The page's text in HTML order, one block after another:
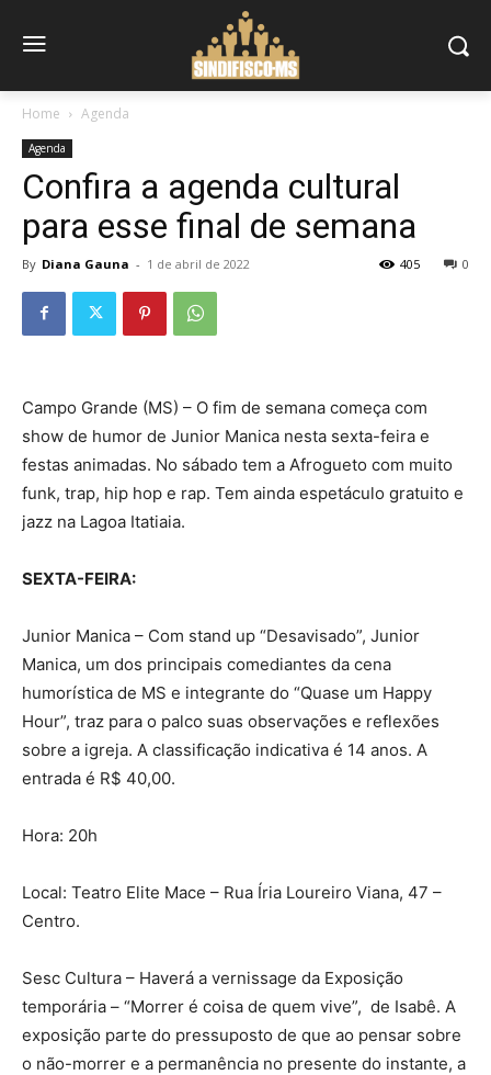
Home Agenda
Agenda
Confira a agenda cultural
para esse final de semana
By Diana Gauna - 1 de abril de 2022 0
405
Campo Grande (MS) – O fim de semana começa com
show de humor de Junior Manica nesta sexta-feira e
festas animadas. No sábado tem a Afrogueto com muito
funk, trap, hip hop e rap. Tem ainda espetáculo gratuito e
jazz na Lagoa Itatiaia.
SEXTA-FEIRA:
Junior Manica – Com stand up “Desavisado”, Junior
Manica, um dos principais comediantes da cena
humorística de MS e integrante do “Quase um Happy
Hour”, traz para o palco suas observações e reflexões
sobre a igreja. A classificação indicativa é 14 anos. A
entrada é R$ 40,00.
Hora: 20h
Local: Teatro Elite Mace – Rua Íria Loureiro Viana, 47 –
Centro.
Sesc Cultura – Haverá a vernissage da Exposição
temporária – “Morrer é coisa de quem vive”, de Isabê. A
exposição parte do pressuposto de que ao pensar sobre
o não-morrer e a permanência no presente do instante, a